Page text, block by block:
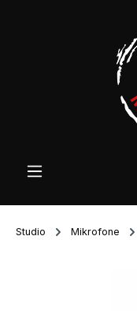
Studio Mikrofone